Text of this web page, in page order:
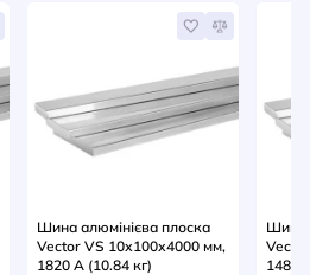
Шина алюмінієва плоска
Vector VS 10х100х4000 мм,
1820 А (10.84 кг)
Шина
1480